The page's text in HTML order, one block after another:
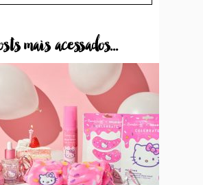
mais acessados...